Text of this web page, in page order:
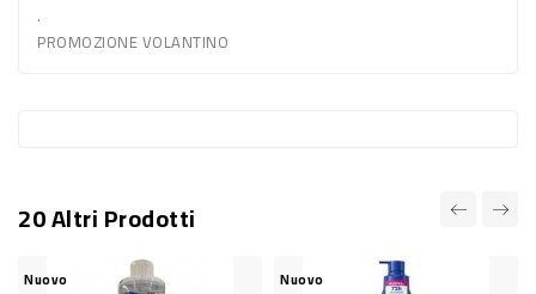
SUPERFICI
ACCESSORI
.
PROMOZIONE VOLANTINO
20 Altri Prodotti
Nuovo Nuovo